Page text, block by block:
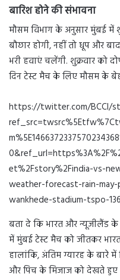
बारिश होने की संभावना
मौसम विभाग के अनुसार मुंबई में
बौछार होगी, नहीं तो धूप और
भरी हवाएं चलेंगी. शुक्रवार को
दिन टेस्ट मैच के लिए मौसम के
https://twitter.com/BCCI/
et%2Fstory%2Findia-vs-
weather-forecast-rain-
wankhede-stadium-tspo-
बता दे कि भारत और न्यूजीलैंड के
में मुंबई टेस्ट मैच को जीतकर
हालांकि, अंतिम ग्यारह के बारे में
और पिच के मिजाज को देखते हुए